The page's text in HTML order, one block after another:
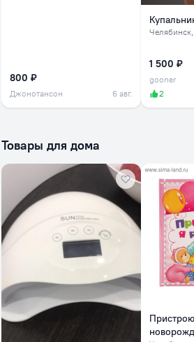
800 ₽
Джонотансон 6 авг.
Челябинск
1 500 ₽
gooner
2
Товары для дома